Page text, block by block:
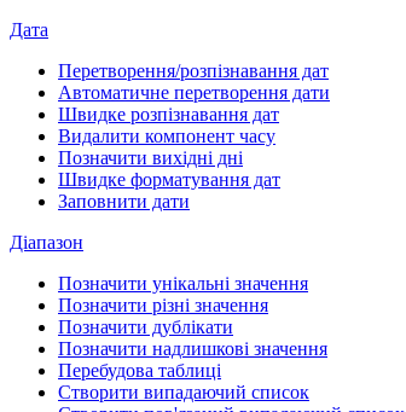
Дата
Перетворення/розпізнавання дат
Автоматичне перетворення дати
Швидке розпізнавання дат
Видалити компонент часу
Позначити вихідні дні
Швидке форматування дат
Заповнити дати
Діапазон
Позначити унікальні значення
Позначити різні значення
Позначити дублікати
Позначити надлишкові значення
Перебудова таблиці
Створити випадаючий список